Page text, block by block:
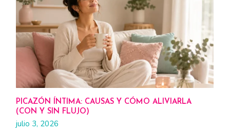
PICAZÓN ÍNTIMA: CAUSAS Y CÓMO ALIVIARLA
(CON Y SIN FLUJO)
julio 3, 2026